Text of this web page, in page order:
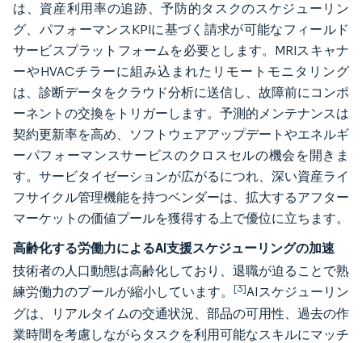
は、資産利用率の追跡、予防的タスクのスケジューリン
グ、パフォーマンスKPIに基づく請求が可能なフィールド
サービスプラットフォームを必要とします。MRIスキャナ
ーやHVACチラーに組み込まれたリモートモニタリング
は、診断データをクラウド分析に送信し、故障前にコンポ
ーネントの交換をトリガーします。予測的メンテナンスは
契約更新率を高め、ソフトウェアアップデートやエネルギ
ーパフォーマンスサービスのクロスセルの機会を開きま
す。サービタイゼーションが広がるにつれ、深い資産ライ
フサイクル管理機能を持つベンダーは、拡大するアフター
マーケットの価値プールを獲得する上で優位に立ちます。
高齢化する労働力によるAI支援スケジューリングの加速
技術者の人口動態は高齢化しており、退職が迫ることで熟
練労働力のプールが縮小しています。[3]AIスケジューリン
グは、リアルタイムの交通状況、部品の可用性、過去の作
業時間を考慮しながらタスクを利用可能なスキルにマッチ